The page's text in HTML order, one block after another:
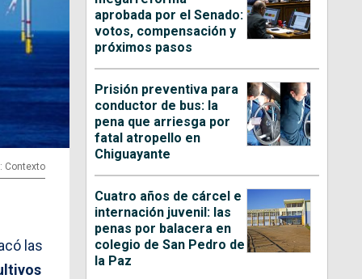
Contexto
las
aprobada por el Senado:
votos, compensación y
próximos pasos
Prisión preventiva para
conductor de bus: la
pena que arriesga por
fatal atropello en
Chiguayante
Cuatro años de cárcel e
internación juvenil: las
penas por balacera en
colegio de San Pedro de
la Paz